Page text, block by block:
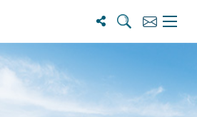
搜尋 訂閱主選